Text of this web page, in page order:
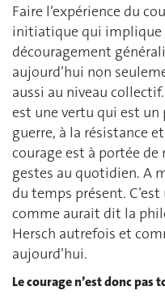
Faire l’expérience du
initiatique qui implique
découragement
aujourd’hui non
aussi au niveau
est une vertu qui est un
guerre, à la résistance
courage est à portée
gestes au quotidien. A
du temps présent.
comme aurait dit la
Hersch autrefois et
aujourd’hui.
Le courage n’est donc pas